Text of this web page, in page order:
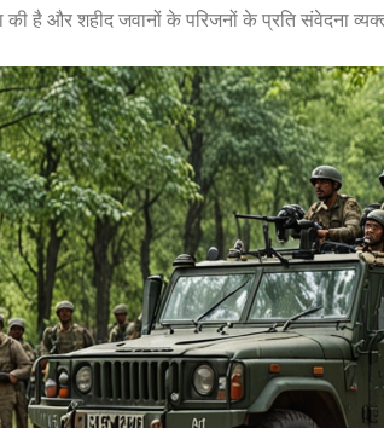
है और शहीद जवानों के परिजनों के प्रति संवेदना